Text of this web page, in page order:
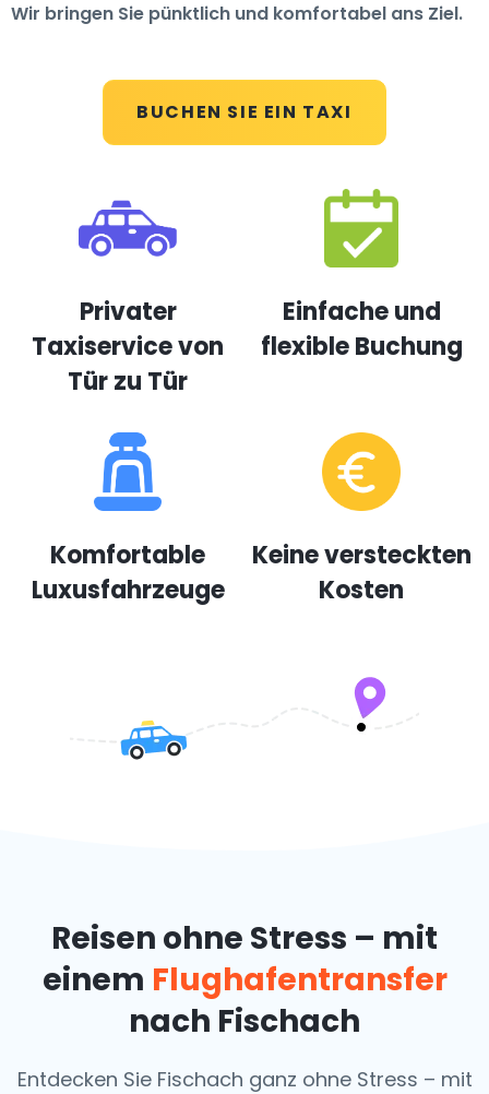
BUCHEN SIE EIN TAXI
Wir bringen Sie pünktlich und komfortabel ans Ziel.
Privater
Taxiservice von
Tür zu Tür
Einfache und
flexible Buchung
Komfortable
Luxusfahrzeuge
Keine versteckten
Kosten
Reisen ohne Stress – mit
einem Flughafentransfer
nach Fischach
Entdecken Sie Fischach ganz ohne Stress – mit